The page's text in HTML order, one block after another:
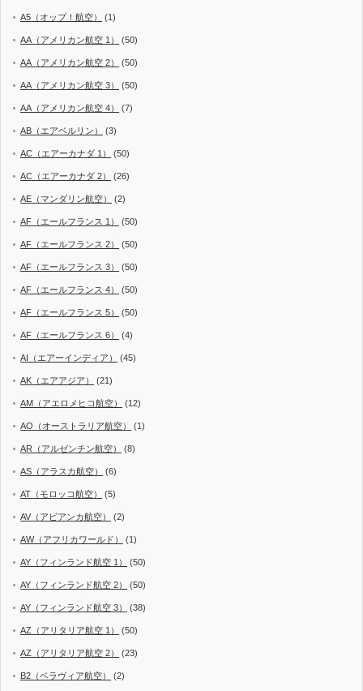
A5（オップ！航空） (1)
AA（アメリカン航空 1） (50)
AA（アメリカン航空 2） (50)
AA（アメリカン航空 3） (50)
AA（アメリカン航空 4） (7)
AB（エアベルリン） (3)
AC（エアーカナダ 1） (50)
AC（エアーカナダ 2） (26)
AE（マンダリン航空） (2)
AF（エールフランス 1） (50)
AF（エールフランス 2） (50)
AF（エールフランス 3） (50)
AF（エールフランス 4） (50)
AF（エールフランス 5） (50)
AF（エールフランス 6） (4)
AI（エアーインディア） (45)
AK（エアアジア） (21)
AM（アエロメヒコ航空） (12)
AO（オーストラリア航空） (1)
AR（アルゼンチン航空） (8)
AS（アラスカ航空） (6)
AT（モロッコ航空） (5)
AV（アビアンカ航空） (2)
AW（アフリカワールド） (1)
AY（フィンランド航空 1） (50)
AY（フィンランド航空 2） (50)
AY（フィンランド航空 3） (38)
AZ（アリタリア航空 1） (50)
AZ（アリタリア航空 2） (23)
B2（ベラヴィア航空） (2)